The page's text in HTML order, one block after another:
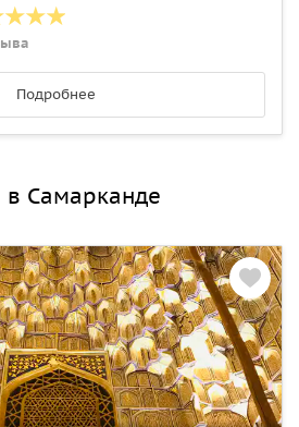
Подробнее
в Самарканде